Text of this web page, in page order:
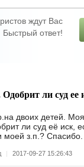
ждут Вас
Быстрый ответ!
ли суд ее
двоих детей.
ли суд её иск,
моей з.п.? Спасибо.
| 2017-09-27 15:26:43